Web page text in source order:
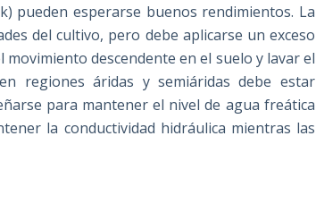
pueden esperarse buenos rendimientos. La
del cultivo, pero debe aplicarse un exceso
descendente en el suelo y lavar el
regiones áridas y semiáridas debe estar
para mantener el nivel de agua freática
la conductividad hidráulica mientras las